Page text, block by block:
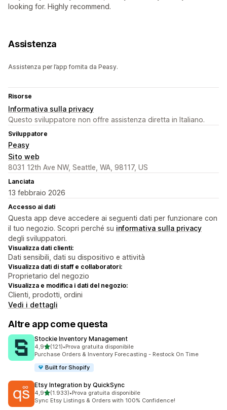
looking for. Highly recommend.
Assistenza
Assistenza per l’app fornita da Peasy.
Risorse
Informativa sulla privacy
Questo sviluppatore non offre assistenza diretta in Italiano.
Sviluppatore
Peasy
Sito web
8031 12th Ave NW, Seattle, WA, 98117, US
Lanciata
13 febbraio 2026
Accesso ai dati
Questa app deve accedere ai seguenti dati per funzionare con
il tuo negozio. Scopri perché su informativa sulla privacy
degli sviluppatori.
Visualizza dati clienti:
Dati sensibili, dati su dispositivo e attività
Visualizza dati di staff e collaboratori:
Proprietario del negozio
Visualizza e modifica i dati del negozio:
Clienti, prodotti, ordini
Vedi i dettagli
Altre app come questa
Stockie Inventory Management
4,9stelle su 5
(121)
121 recensioni totali
•Prova gratuita disponibile
Purchase Orders & Inventory Forecasting - Restock On Time
Built for Shopify
Etsy Integration by QuickSync
4,9stelle su 5
(1.933)
1933 recensioni totali
•Prova gratuita disponibile
Sync Etsy Listings & Orders with 100% Confidence!